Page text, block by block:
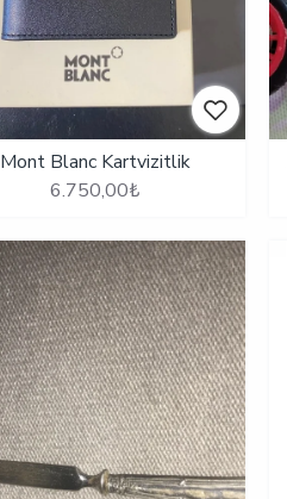
Mont Blanc Kartvizitlik
6.750,00₺